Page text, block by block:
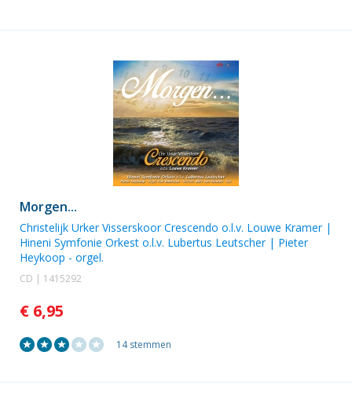
Morgen...
Christelijk Urker Visserskoor Crescendo o.l.v. Louwe Kramer|
Hineni Symfonie Orkest o.l.v. Lubertus Leutscher| Pieter
Heykoop - orgel.
CD | 1415292
€ 6,95
14 stemmen